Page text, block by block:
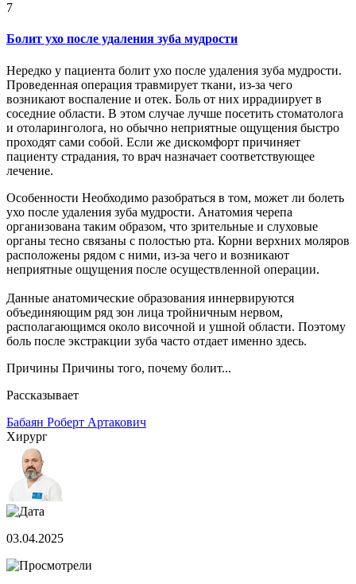
7
Болит ухо после удаления зуба мудрости
Нередко у пациента болит ухо после удаления зуба мудрости.
Проведенная операция травмирует ткани, из-за чего
возникают воспаление и отек. Боль от них иррадиирует в
соседние области. В этом случае лучше посетить стоматолога
и отоларинголога, но обычно неприятные ощущения быстро
проходят сами собой. Если же дискомфорт причиняет
пациенту страдания, то врач назначает соответствующее
лечение.
Особенности Необходимо разобраться в том, может ли болеть
ухо после удаления зуба мудрости. Анатомия черепа
организована таким образом, что зрительные и слуховые
органы тесно связаны с полостью рта. Корни верхних моляров
расположены рядом с ними, из-за чего и возникают
неприятные ощущения после осуществленной операции.
Данные анатомические образования иннервируются
объединяющим ряд зон лица тройничным нервом,
располагающимся около височной и ушной области. Поэтому
боль после экстракции зуба часто отдает именно здесь.
Причины Причины того, почему болит...
Рассказывает
Бабаян Роберт Артакович
Хирург
03.04.2025